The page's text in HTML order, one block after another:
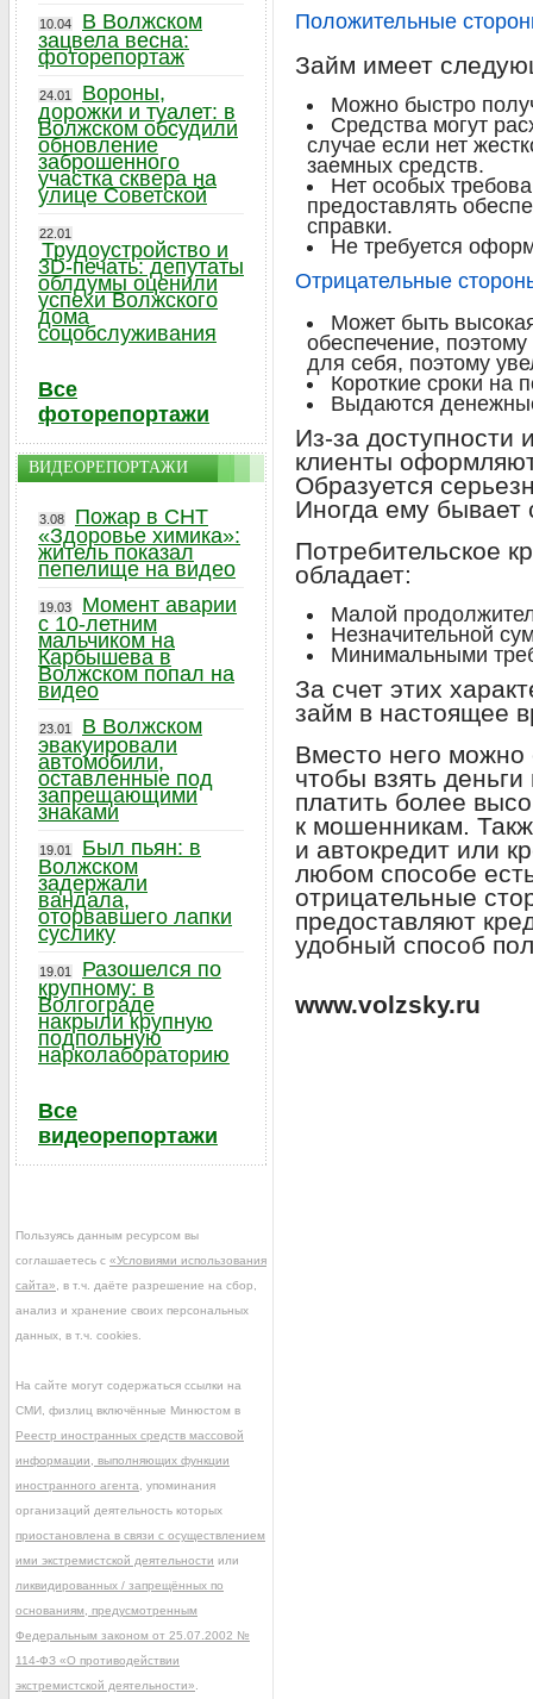
Положительные
Займ имеет
Можно быстро
Средства могут
случае если нет
заемных средств.
Нет особых
предоставлять
справки.
Не требуется
Отрицательные
Может быть
обеспечение,
для себя, поэтому
Короткие сроки на
Выдаются
Из-за доступности
клиенты
Образуется
Иногда ему бывает
Потребительское
обладает:
Малой
Незначительной
Минимальными
За счет этих
займ в настоящее
Вместо него можно
чтобы взять деньги
платить более
к мошенникам.
и автокредит или
любом способе
отрицательные
предоставляют
удобный способ
www.volzsky.ru
10.04
В Волжском
зацвела весна:
фоторепортаж
24.01
Вороны,
дорожки и туалет: в
Волжском обсудили
обновление
заброшенного
участка сквера на
улице Советской
22.01
Трудоустройство и
3D-печать: депутаты
облдумы оценили
успехи Волжского
дома
соцобслуживания
Все
фоторепортажи
ВИДЕОРЕПОРТАЖИ
3.08
Пожар в СНТ
«Здоровье химика»:
житель показал
пепелище на видео
19.03
Момент аварии
с 10-летним
мальчиком на
Карбышева в
Волжском попал на
видео
23.01
В Волжском
эвакуировали
автомобили,
оставленные под
запрещающими
знаками
19.01
Был пьян: в
Волжском
задержали
вандала,
оторвавшего лапки
суслику
19.01
Разошелся по
крупному: в
Волгограде
накрыли крупную
подпольную
нарколабораторию
Все
видеорепортажи
Пользуясь данным ресурсом вы
соглашаетесь с «Условиями использования
сайта» , в т.ч. даёте разрешение на сбор,
анализ и хранение своих персональных
данных, в т.ч. cookies.
На сайте могут содержаться ссылки на
СМИ, физлиц включённые Минюстом в
Реестр иностранных средств массовой
информации, выполняющих функции
иностранного агента , упоминания
организаций деятельность которых
приостановлена в связи с осуществлением
ими экстремистской деятельности или
ликвидированных / запрещённых по
основаниям, предусмотренным
Федеральным законом от 25.07.2002 №
114-ФЗ «О противодействии
экстремистской деятельности»